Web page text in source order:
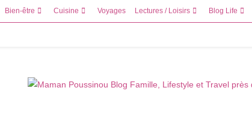
Bien-être Cuisine Voyages Lectures / Loisirs Blog Life